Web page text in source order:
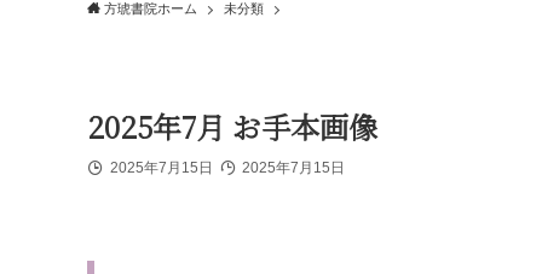
方琥書院ホーム 未分類
2025年7月 お手本画像
2025年7月15日 2025年7月15日